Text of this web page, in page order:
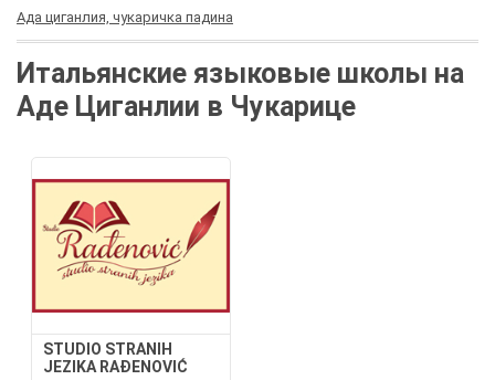
Ада циганлия, чукаричка падина
Итальянские языковые школы на
Аде Циганлии в Чукарице
STUDIO STRANIH
JEZIKA RAĐENOVIĆ